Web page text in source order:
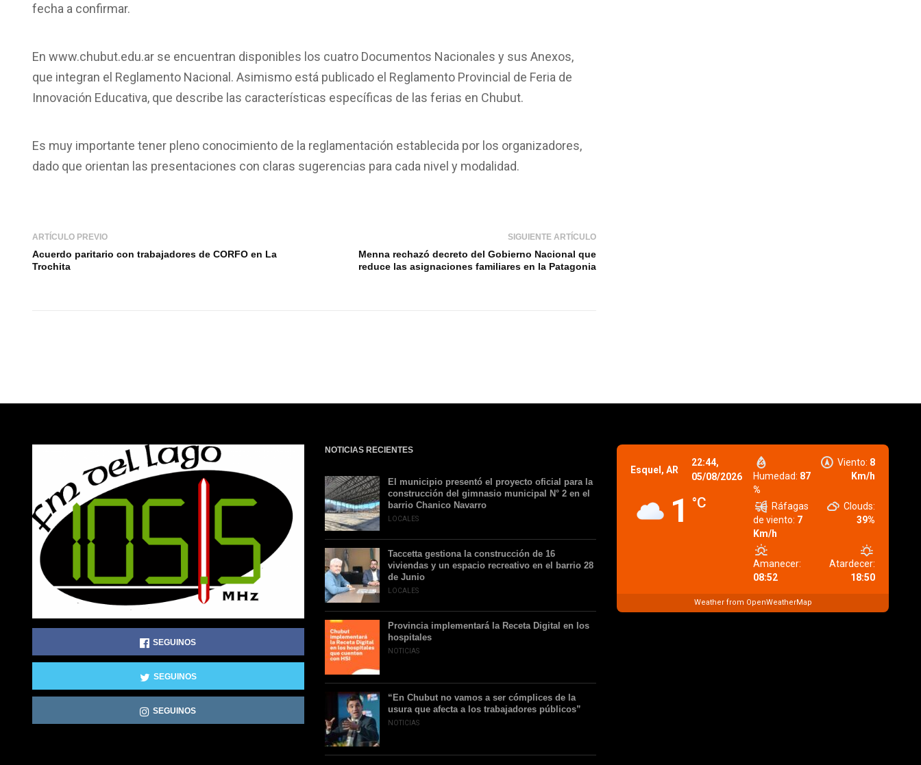
fecha a confirmar.
En www.chubut.edu.ar se encuentran disponibles los cuatro Documentos Nacionales y sus Anexos,
que integran el Reglamento Nacional. Asimismo está publicado el Reglamento Provincial de Feria de
Innovación Educativa, que describe las características específicas de las ferias en Chubut.
Es muy importante tener pleno conocimiento de la reglamentación establecida por los organizadores,
dado que orientan las presentaciones con claras sugerencias para cada nivel y modalidad.
ARTÍCULO PREVIO
Acuerdo paritario con trabajadores de CORFO en La
Trochita
SIGUIENTE ARTÍCULO
Menna rechazó decreto del Gobierno Nacional que
reduce las asignaciones familiares en la Patagonia
SEGUINOS
SEGUINOS
SEGUINOS
NOTICIAS RECIENTES
El municipio presentó el proyecto oficial para la
construcción del gimnasio municipal N° 2 en el
barrio Chanico Navarro
LOCALES
Taccetta gestiona la construcción de 16
viviendas y un espacio recreativo en el barrio 28
de Junio
LOCALES
Provincia implementará la Receta Digital en los
hospitales
NOTICIAS
“En Chubut no vamos a ser cómplices de la
usura que afecta a los trabajadores públicos”
NOTICIAS
Esquel, AR
22:44,
05/08/2026
1 °C
Humedad: 87
%
Viento: 8
Km/h
Ráfagas
de viento: 7
Km/h
Clouds:
39%
Amanecer:
08:52
Atardecer:
18:50
Weather from OpenWeatherMap